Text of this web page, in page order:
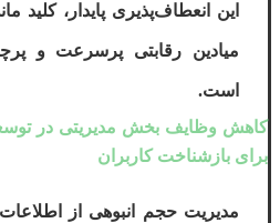
این انعطاف‌پذیری پایدار، کلید
میادین رقابتی پرسرعت و
است.
کاهش وظایف بخش مدیریتی در
برای بازشناخت کاربران
مدیریت حجم انبوهی از